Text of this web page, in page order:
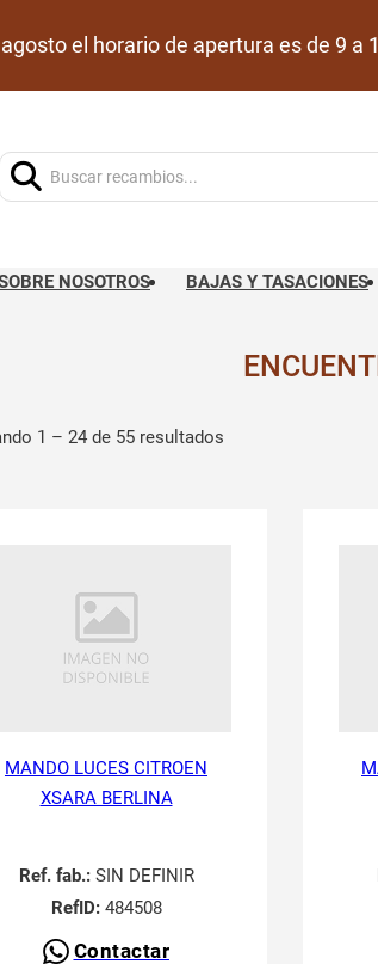
el horario de apertura es de 9
NOSOTROS BAJAS Y TASACIONES
1 – 24 de 55 resultados
MANDO LUCES CITROEN
XSARA BERLINA
Ref. fab.:SIN DEFINIR
RefID:484508
Contactar